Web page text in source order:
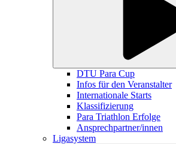
DTU Para Cup
Infos für den Veranstalter
Internationale Starts
Klassifizierung
Para Triathlon Erfolge
Ansprechpartner/innen
Ligasystem